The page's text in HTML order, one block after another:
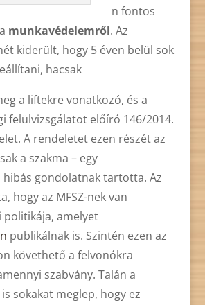
n fontos
munkavédelemről. Az
kiderült, hogy 5 éven belül sok
hacsak
a liftekre vonatkozó, és a
felülvizsgálatot előíró 146/2014.
A rendeletet ezen részét az
a szakma – egy
gondolatnak tartotta. Az
hogy az MFSZ-nek van
politikája, amelyet
publikálnak is. Szintén ezen az
követhető a felvonókra
szabvány. Talán a
sokakat meglep, hogy ez